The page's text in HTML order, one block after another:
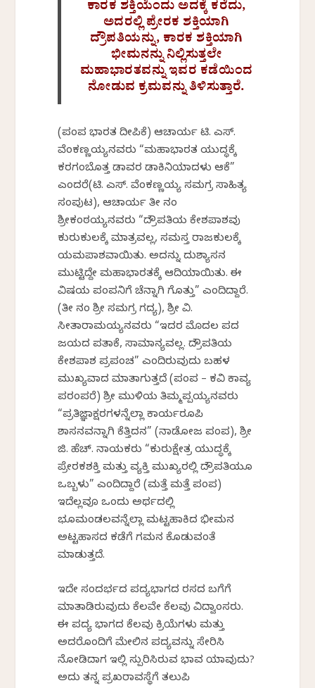
ಕಾರಕ ಶಕ್ತಿಯೆಂದು ಅದಕ್ಕೆ ಕರೆದು,
ಅದರಲ್ಲಿ ಪ್ರೇರಕ ಶಕ್ತಿಯಾಗಿ
ದ್ರೌಪತಿಯನ್ನು, ಕಾರಕ ಶಕ್ತಿಯಾಗಿ
ಭೀಮನನ್ನು ನಿಲ್ಲಿಸುತ್ತಲೇ
ಮಹಾಭಾರತವನ್ನು ಇವರ ಕಡೆಯಿಂದ
ನೋಡುವ ಕ್ರಮವನ್ನು ತಿಳಿಸುತ್ತಾರೆ.
(ಪಂಪ ಭಾರತ ದೀಪಿಕೆ) ಆಚಾರ್ಯ ಟಿ. ಎಸ್.
ವೆಂಕಣ್ಣಯ್ಯನವರು “ಮಹಾಭಾರತ ಯುದ್ಧಕ್ಕೆ
ಕರಗಂಬೊತ್ತ ಡಾವರ ಡಾಕಿನಿಯಾದಳು ಆಕೆ”
ಎಂದರೆ(ಟಿ. ಎಸ್. ವೆಂಕಣ್ಣಯ್ಯ ಸಮಗ್ರ ಸಾಹಿತ್ಯ
ಸಂಪುಟ), ಆಚಾರ್ಯ ತೀ ನಂ
ಶ್ರೀಕಂಠಯ್ಯನವರು “ದ್ರೌಪತಿಯ ಕೇಶಪಾಶವು
ಕುರುಕುಲಕ್ಕೆ ಮಾತ್ರವಲ್ಲ, ಸಮಸ್ತ ರಾಜಕುಲಕ್ಕೆ
ಯಮಪಾಶವಾಯಿತು. ಅದನ್ನು ದುಶ್ಯಾಸನ
ಮುಟ್ಟಿದ್ದೇ ಮಹಾಭಾರತಕ್ಕೆ ಆದಿಯಾಯಿತು. ಈ
ವಿಷಯ ಪಂಪನಿಗೆ ಚೆನ್ನಾಗಿ ಗೊತ್ತು” ಎಂದಿದ್ದಾರೆ.
(ತೀ ನಂ ಶ್ರೀ ಸಮಗ್ರ ಗದ್ಯ), ಶ್ರೀ ವಿ.
ಸೀತಾರಾಮಯ್ಯನವರು “ಇದರ ಮೊದಲ ಪದ
ಜಯದ ಪತಾಕೆ, ಸಾಮಾನ್ಯವಲ್ಲ. ದ್ರೌಪತಿಯ
ಕೇಶಪಾಶ ಪ್ರಪಂಚ” ಎಂದಿರುವುದು ಬಹಳ
ಮುಖ್ಯವಾದ ಮಾತಾಗುತ್ತದೆ (ಪಂಪ – ಕವಿ ಕಾವ್ಯ
ಪರಂಪರೆ) ಶ್ರೀ ಮುಳಿಯ ತಿಮ್ಮಪ್ಪಯ್ಯನವರು
“ಪ್ರತಿಜ್ಞಾಕ್ಷರಗಳನ್ನೆಲ್ಲಾ ಕಾರ್ಯರೂಪಿ
ಶಾಸನವನ್ನಾಗಿ ಕೆತ್ತಿದನ” (ನಾಡೋಜ ಪಂಪ), ಶ್ರೀ
ಜಿ. ಹೆಚ್. ನಾಯಕರು “ಕುರುಕ್ಷೇತ್ರ ಯುದ್ಧಕ್ಕೆ
ಪ್ರೇರಕಶಕ್ತಿ ಮತ್ತು ವ್ಯಕ್ತಿ ಮುಖ್ಯರಲ್ಲಿ ದ್ರೌಪತಿಯೂ
ಒಬ್ಬಳು” ಎಂದಿದ್ದಾರೆ (ಮತ್ತೆ ಮತ್ತೆ ಪಂಪ)
ಇದೆಲ್ಲವೂ ಒಂದು ಅರ್ಥದಲ್ಲಿ
ಭೂಮಂಡಲವನ್ನೆಲ್ಲಾ ಮಟ್ಟಹಾಕಿದ ಭೀಮನ
ಅಟ್ಟಹಾಸದ ಕಡೆಗೆ ಗಮನ ಕೊಡುವಂತೆ
ಮಾಡುತ್ತದೆ.
ಇದೇ ಸಂದರ್ಭದ ಪದ್ಯಭಾಗದ ರಸದ ಬಗೆಗೆ
ಮಾತಾಡಿರುವುದು ಕೆಲವೇ ಕೆಲವು ವಿದ್ವಾಂಸರು.
ಈ ಪದ್ಯ ಭಾಗದ ಕೆಲವು ಕ್ರಿಯೆಗಳು ಮತ್ತು
ಅದರೊಂದಿಗೆ ಮೇಲಿನ ಪದ್ಯವನ್ನು ಸೇರಿಸಿ
ನೋಡಿದಾಗ ಇಲ್ಲಿ ಸ್ಪುರಿಸಿರುವ ಭಾವ ಯಾವುದು?
ಅದು ತನ್ನ ಪ್ರಖರಾವಸ್ಥೆಗೆ ತಲುಪಿ